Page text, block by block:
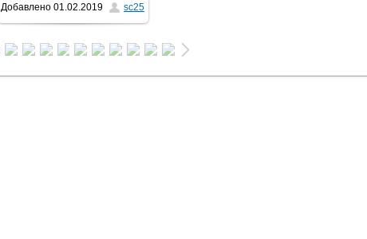
810x1080/ 377.4Kb
Добавлено 01.02.2019 sc25